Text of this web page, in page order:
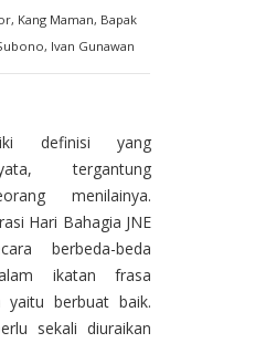
Kang Maman, Bapak
Ivan Gunawan
definisi yang
tergantung
menilainya.
Hari Bahagia JNE
berbeda-beda
ikatan frasa
yaitu berbuat baik.
sekali diuraikan